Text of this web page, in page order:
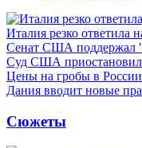
Италия резко ответила
Сенат США поддержал
Суд США приостановил
Цены на гробы в
Дания вводит новые
Сюжеты